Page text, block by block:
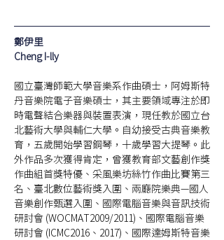
鄭伊里
Cheng I-lly
國立臺灣師範大學音樂系作曲碩士，阿姆斯特
丹音樂院電子音樂碩士，其主要領域專注於即
時電聲結合樂器與裝置表演，現任教於國立台
北藝術大學與輔仁大學。自幼接受古典音樂教
育，五歲開始學習鋼琴，十歲學習大提琴。此
外作品多次獲得肯定，曾獲教育部文藝創作獎
作曲組首獎特優、采風樂坊絲竹作曲比賽第三
名、臺北數位藝術獎入圍、兩廳院樂典—國人
音樂創作甄選入圍、國際電腦音樂與音訊技術
研討會 (WOCMAT2009/2011)、國際電腦音樂
研討會 (ICMC2016、2017)、國際達姆斯特音樂